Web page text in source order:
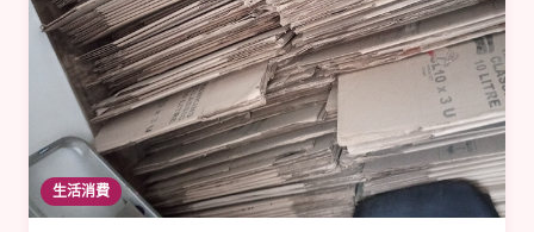
生活消費